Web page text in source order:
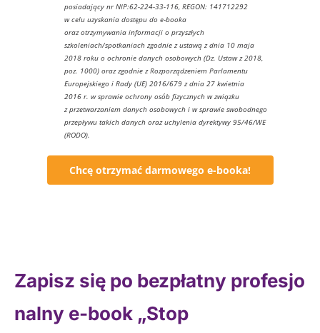
posiadający nr NIP:62-224-33-116, REGON: 141712292
w celu uzyskania dostępu do e-booka
oraz otrzymywania informacji o przyszłych
szkoleniach/spotkaniach zgodnie z ustawą z dnia 10 maja
2018 roku o ochronie danych osobowych (Dz. Ustaw z 2018,
poz. 1000) oraz zgodnie z Rozporządzeniem Parlamentu
Europejskiego i Rady (UE) 2016/679 z dnia 27 kwietnia
2016 r. w sprawie ochrony osób fizycznych w związku
z przetwarzaniem danych osobowych i w sprawie swobodnego
przepływu takich danych oraz uchylenia dyrektywy 95/46/WE
(RODO).
Chcę otrzymać darmowego e-booka!
Zapisz się po bezpłatny profesjo
nalny e-book „Stop